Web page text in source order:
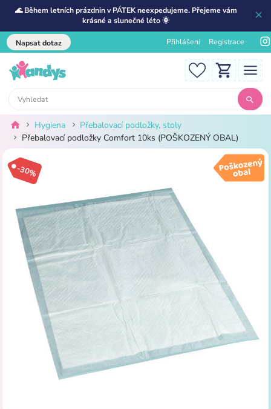
🌊 Během letních prázdnin v PÁTEK neexpedujeme. Přejeme vám
krásné a slunečné léto 🌞
Napsat dotaz Přihlášení Registrace
Hygiena
Přebalovací podložky, stoly
Přebalovací podložky Comfort 10ks (POŠKOZENÝ OBAL)
-30%